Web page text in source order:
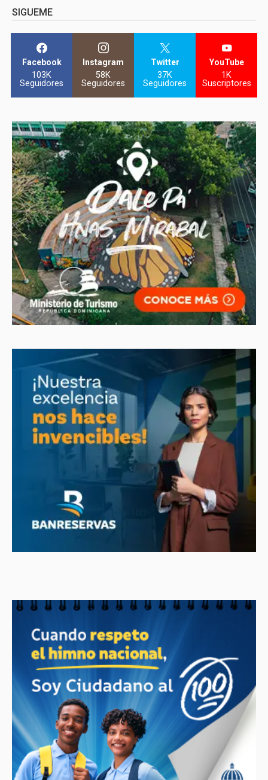
SIGUEME
Facebook
103K
Seguidores
Instagram
58K
Seguidores
Twitter
37K
Seguidores
YouTube
1K
Suscriptores